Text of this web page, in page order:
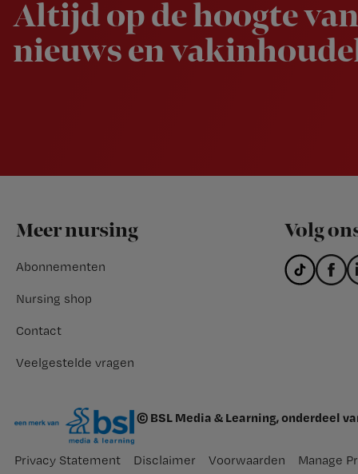
Altijd op de hoogte
nieuws en
Footer
Meer nursing
Abonnementen
Nursing shop
Contact
Veelgestelde vragen
Volg
© BSL Media & Learning, onderdeel
Privacy Statement Disclaimer Voorwaarden Manage